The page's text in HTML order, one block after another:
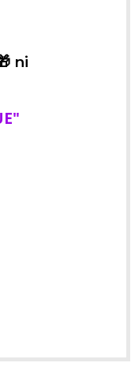
ni